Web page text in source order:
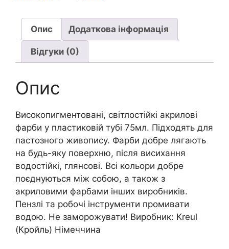
ФІОЛЕТОВИЙ
кількість
Опис Додаткова інформація
Відгуки (0)
Опис
Високопигментовані, світлостійкі акрилові
фарби у пластиковій тубі 75мл. Підходять для
пастозного живопису. Фарби добре лягають
на будь-яку поверхню, після висихання
водостійкі, глянсові. Всі кольори добре
поєднуються між собою, а також з
акриловими фарбами інших виробників.
Пензлі та робочі інструменти промивати
водою. Не заморожувати! Виробник: Kreul
(Кройль) Німеччина